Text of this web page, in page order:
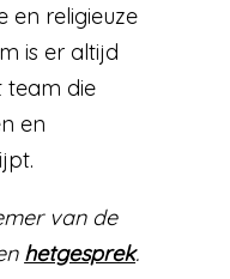
en religieuze
is er altijd
team die
en
van de
hetgesprek.